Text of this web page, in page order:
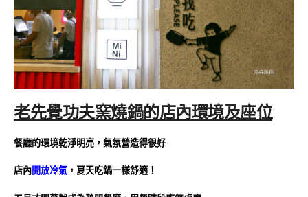
老先覺功夫窯燒鍋的店內環境及座位
餐廳的環境乾淨明亮，氣氛營造得很好
店內開放冷氣 ，夏天吃鍋一樣舒適！